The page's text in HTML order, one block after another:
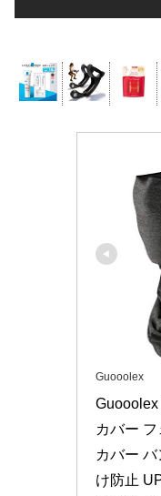
Guooolex
Guooolex
カバー
カバー
け防止